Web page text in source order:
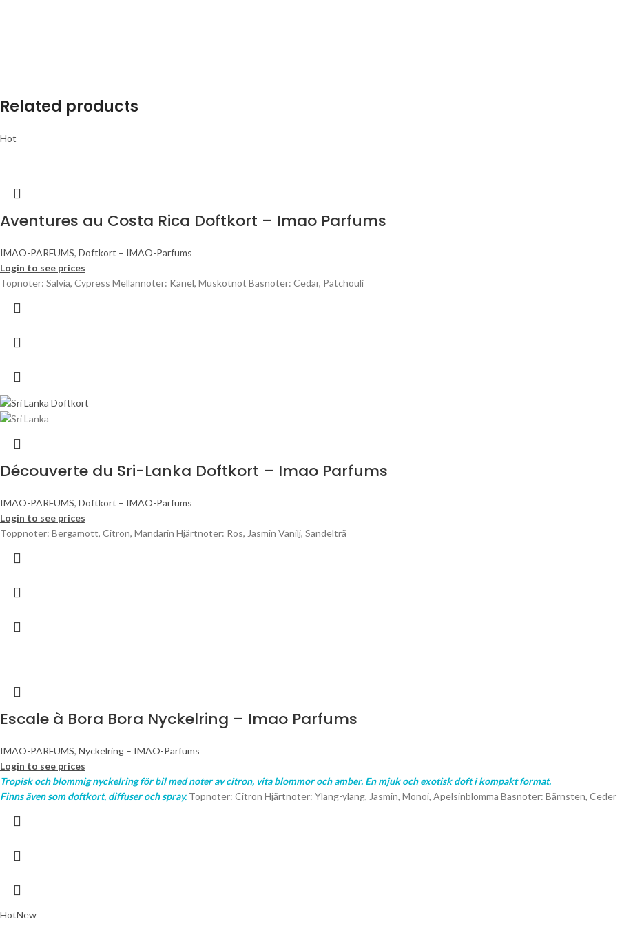
Related products
Hot
Aventures au Costa Rica Doftkort – Imao Parfums
IMAO-PARFUMS, Doftkort – IMAO-Parfums
Login to see prices
Topnoter: Salvia, Cypress Mellannoter: Kanel, Muskotnöt Basnoter: Cedar, Patchouli
Découverte du Sri-Lanka Doftkort – Imao Parfums
IMAO-PARFUMS, Doftkort – IMAO-Parfums
Login to see prices
Toppnoter: Bergamott, Citron, Mandarin Hjärtnoter: Ros, Jasmin Vanilj, Sandelträ
Escale à Bora Bora Nyckelring – Imao Parfums
IMAO-PARFUMS, Nyckelring – IMAO-Parfums
Login to see prices
Tropisk och blommig nyckelring för bil med noter av citron, vita blommor och amber. En mjuk och exotisk doft i kompakt format.
Finns även som doftkort, diffuser och spray. Topnoter: Citron Hjärtnoter: Ylang-ylang, Jasmin, Monoi, Apelsinblomma Basnoter: Bärnsten, Ceder
HotNew